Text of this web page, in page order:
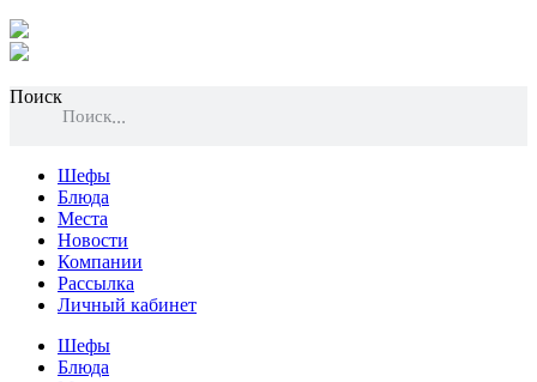
Поиск
Поиск
Шефы
Блюда
Места
Новости
Компании
Рассылка
Личный кабинет
Шефы
Блюда